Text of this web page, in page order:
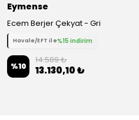
Eymense
Ecem Berjer Çekyat - Gri
Havale/EFT ile%15 indirim
%10
14.589 ₺
13.130,10 ₺